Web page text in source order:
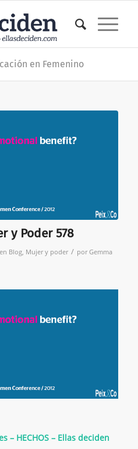
en Femenino
y Poder 578
en Blog, Mujer y poder / porGemma
– HECHOS – Ellas deciden